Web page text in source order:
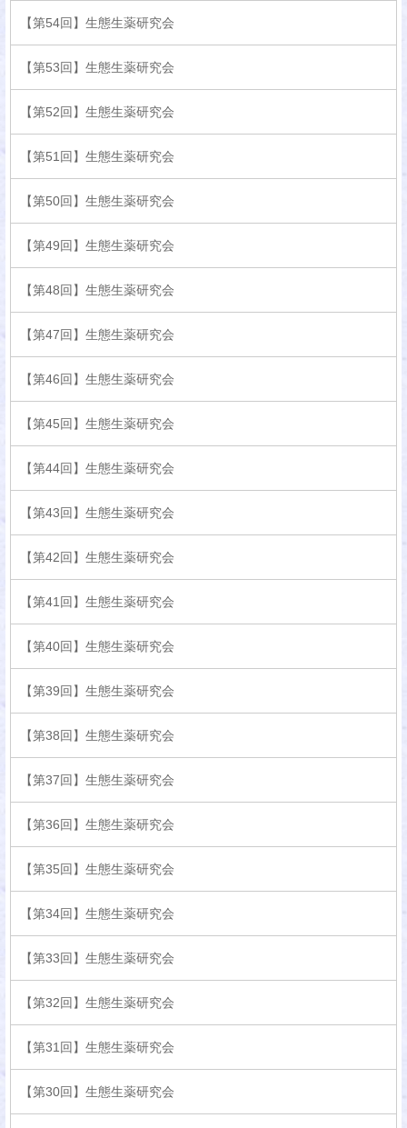
【第54回】生態生薬研究会
【第53回】生態生薬研究会
【第52回】生態生薬研究会
【第51回】生態生薬研究会
【第50回】生態生薬研究会
【第49回】生態生薬研究会
【第48回】生態生薬研究会
【第47回】生態生薬研究会
【第46回】生態生薬研究会
【第45回】生態生薬研究会
【第44回】生態生薬研究会
【第43回】生態生薬研究会
【第42回】生態生薬研究会
【第41回】生態生薬研究会
【第40回】生態生薬研究会
【第39回】生態生薬研究会
【第38回】生態生薬研究会
【第37回】生態生薬研究会
【第36回】生態生薬研究会
【第35回】生態生薬研究会
【第34回】生態生薬研究会
【第33回】生態生薬研究会
【第32回】生態生薬研究会
【第31回】生態生薬研究会
【第30回】生態生薬研究会